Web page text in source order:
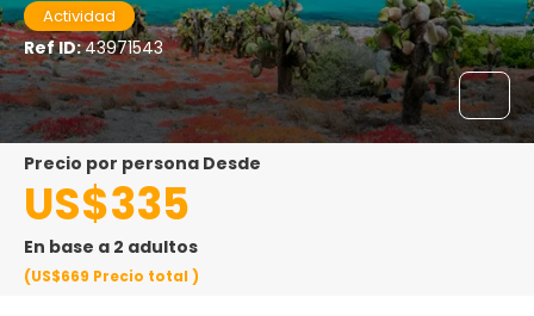
Actividad
Ref ID:43971543
precio por persona Desde
US$335
En base a 2 adultos
(US$669 Precio total)